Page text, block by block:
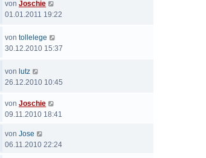
von Joschie
01.01.2011 19:22
von tollelege
30.12.2010 15:37
von lutz
26.12.2010 10:45
von Joschie
09.11.2010 18:41
von Jose
06.11.2010 22:24